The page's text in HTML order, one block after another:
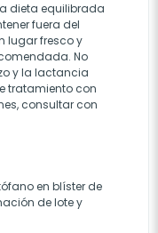
dieta equilibrada
fuera del
lugar fresco y
No
y la lactancia
tratamiento con
consultar con
en blíster de
de lote y